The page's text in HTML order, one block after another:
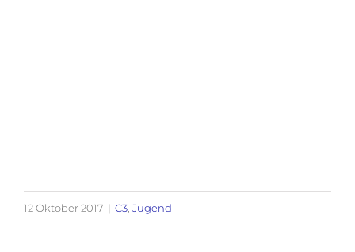
12 Oktober 2017 | C3 Jugend